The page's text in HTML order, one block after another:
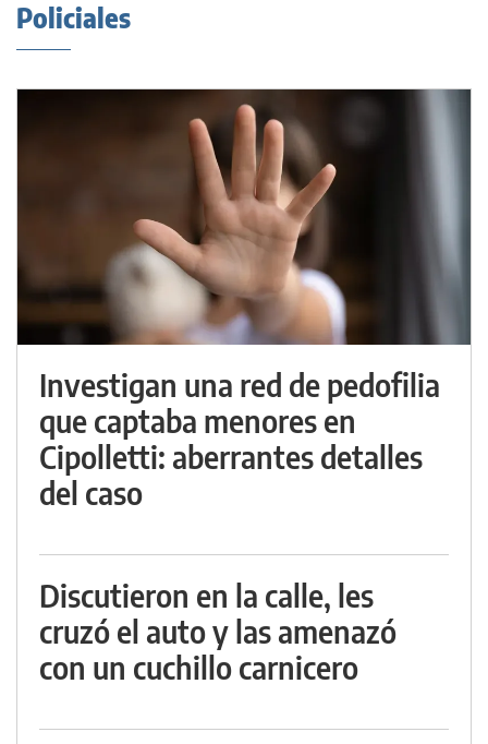
Policiales
Investigan una red de pedofilia
que captaba menores en
Cipolletti: aberrantes detalles
del caso
Discutieron en la calle, les
cruzó el auto y las amenazó
con un cuchillo carnicero